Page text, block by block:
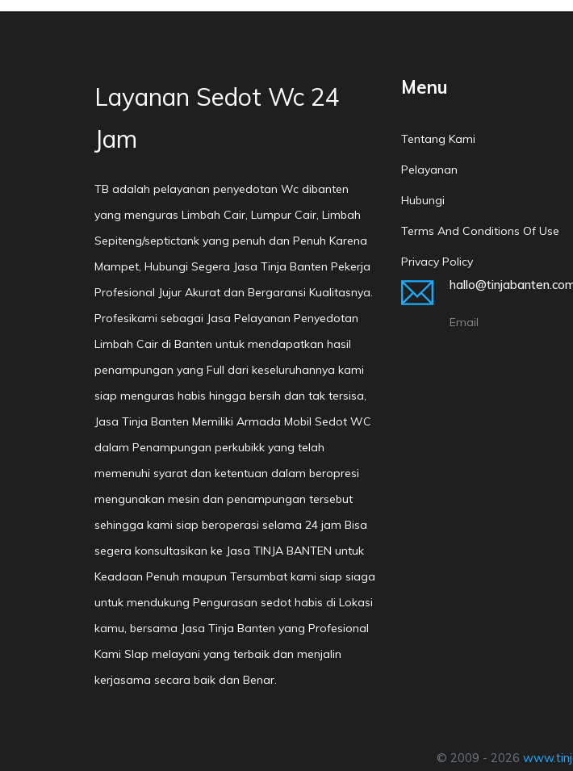
Layanan Sedot Wc 24
Jam
TB adalah pelayanan penyedotan Wc dibanten
yang menguras Limbah Cair, Lumpur Cair, Limbah
Sepiteng/septictank yang penuh dan Penuh Karena
Mampet, Hubungi Segera Jasa Tinja Banten Pekerja
Profesional Jujur Akurat dan Bergaransi Kualitasnya.
Profesikami sebagai Jasa Pelayanan Penyedotan
Limbah Cair di Banten untuk mendapatkan hasil
penampungan yang Full dari keseluruhannya kami
siap menguras habis hingga bersih dan tak tersisa,
Jasa Tinja Banten Memiliki Armada Mobil Sedot WC
dalam Penampungan perkubikk yang telah
memenuhi syarat dan ketentuan dalam beropresi
mengunakan mesin dan penampungan tersebut
sehingga kami siap beroperasi selama 24 jam Bisa
segera konsultasikan ke Jasa TINJA BANTEN untuk
Keadaan Penuh maupun Tersumbat kami siap siaga
untuk mendukung Pengurasan sedot habis di Lokasi
kamu, bersama Jasa Tinja Banten yang Profesional
Kami SIap melayani yang terbaik dan menjalin
kerjasama secara baik dan Benar.
Menu
Tentang Kami
Pelayanan
Hubungi
Terms And Conditions Of Use
Privacy Policy
Email
© 2009 - 2026